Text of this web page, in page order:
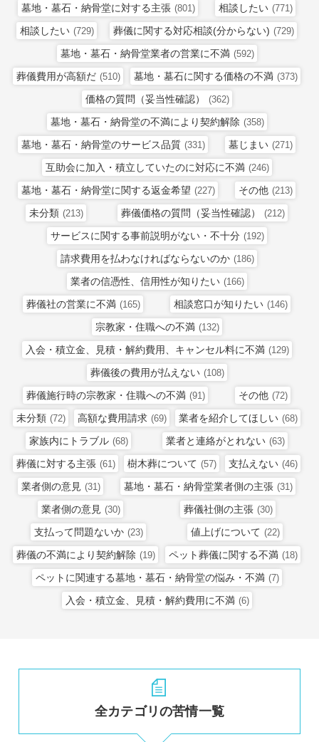
墓地・墓石・納骨堂に対する主張 (801) 相談したい (771)
相談したい (729) 葬儀に関する対応相談(分からない) (729)
墓地・墓石・納骨堂業者の営業に不満 (592)
葬儀費用が高額だ (510) 墓地・墓石に関する価格の不満 (373)
価格の質問（妥当性確認） (362)
墓地・墓石・納骨堂の不満により契約解除 (358)
墓地・墓石・納骨堂のサービス品質 (331) 墓じまい (271)
互助会に加入・積立していたのに対応に不満 (246)
墓地・墓石・納骨堂に関する返金希望 (227) その他 (213)
未分類 (213) 葬儀価格の質問（妥当性確認） (212)
サービスに関する事前説明がない・不十分 (192)
請求費用を払わなければならないのか (186)
業者の信憑性、信用性が知りたい (166)
葬儀社の営業に不満 (165) 相談窓口が知りたい (146)
宗教家・住職への不満 (132)
入会・積立金、見積・解約費用、キャンセル料に不満 (129)
葬儀後の費用が払えない (108)
葬儀施行時の宗教家・住職への不満 (91) その他 (72)
未分類 (72) 高額な費用請求 (69) 業者を紹介してほしい (68)
家族内にトラブル (68) 業者と連絡がとれない (63)
葬儀に対する主張 (61) 樹木葬について (57) 支払えない (46)
業者側の意見 (31) 墓地・墓石・納骨堂業者側の主張 (31)
業者側の意見 (30) 葬儀社側の主張 (30)
支払って問題ないか (23) 値上げについて (22)
葬儀の不満により契約解除 (19) ペット葬儀に関する不満 (18)
ペットに関連する墓地・墓石・納骨堂の悩み・不満 (7)
入会・積立金、見積・解約費用に不満 (6)
全カテゴリの苦情一覧